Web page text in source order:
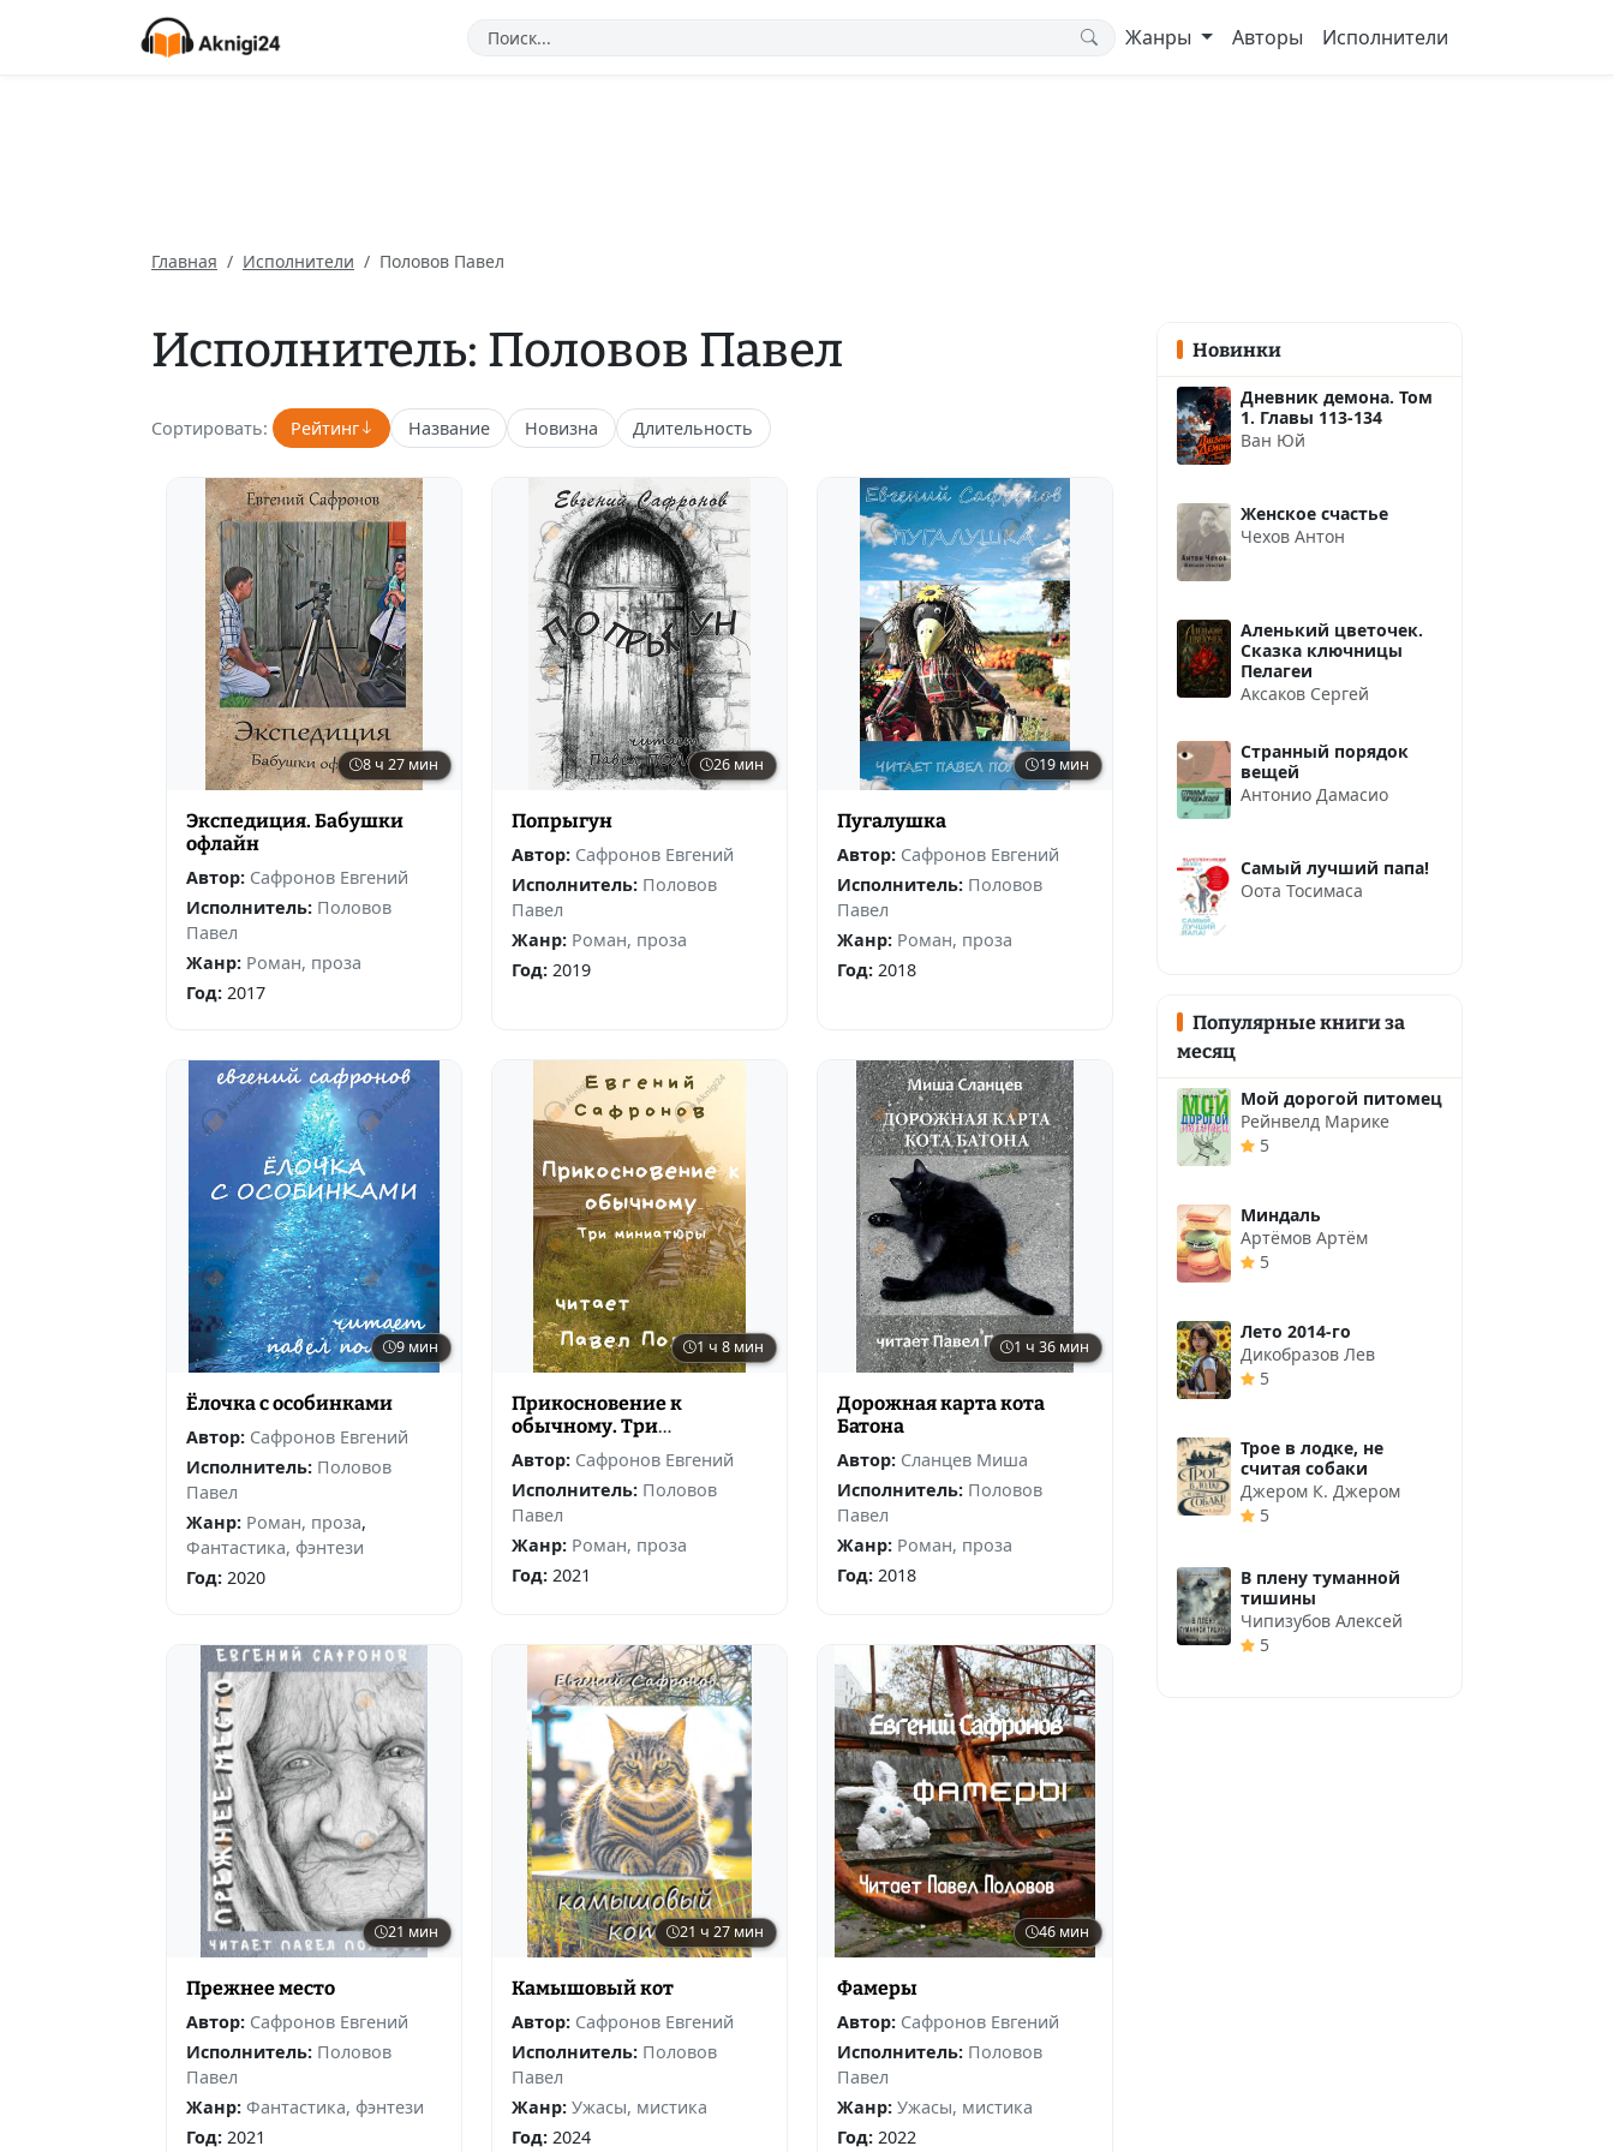
Жанры Авторы Исполнители
Главная Исполнители Половов Павел
Исполнитель: Половов Павел
Сортировать: Рейтинг Название Новизна Длительность
8 ч 27 мин
Экспедиция. Бабушки
офлайн
Автор: Сафронов Евгений
Исполнитель: Половов
Павел
Жанр: Роман, проза
Год: 2017
26 мин
Попрыгун
Автор: Сафронов Евгений
Исполнитель: Половов
Павел
Жанр: Роман, проза
Год:2019
19 мин
Пугалушка
Автор: Сафронов Евгений
Исполнитель: Половов
Павел
Жанр: Роман, проза
Год:2018
9 мин
Ёлочка с особинками
Автор: Сафронов Евгений
Исполнитель: Половов
Павел
Жанр: Роман, проза,
Фантастика, фэнтези
Год: 2020
1 ч 8 мин
Прикосновение к
обычному. Три
миниатюры
Автор: Сафронов Евгений
Исполнитель: Половов
Павел
Жанр: Роман, проза
Год:2021
1 ч 36 мин
Дорожная карта кота
Батона
Автор: Сланцев Миша
Исполнитель: Половов
Павел
Жанр: Роман, проза
Год:2018
21 мин
Прежнее место
Автор: Сафронов Евгений
Исполнитель: Половов
Павел
Жанр: Фантастика, фэнтези
Год: 2021
21 ч 27 мин
Камышовый кот
Автор: Сафронов Евгений
Исполнитель: Половов
Павел
Жанр: Ужасы, мистика
Год:2024
46 мин
Фамеры
Автор: Сафронов Евгений
Исполнитель: Половов
Павел
Жанр: Ужасы, мистика
Год:2022
Новинки
Дневник демона. Том
1. Главы 113-134
Ван Юй
Женское счастье
Чехов Антон
Аленький цветочек.
Сказка ключницы
Пелагеи
Аксаков Сергей
Странный порядок
вещей
Антонио Дамасио
Самый лучший папа!
Оота Тосимаса
Популярные книги за
месяц
Мой дорогой питомец
Рейнвелд Марике
5
Миндаль
Артёмов Артём
5
Лето 2014-го
Дикобразов Лев
5
Трое в лодке, не
считая собаки
Джером К. Джером
5
В плену туманной
тишины
Чипизубов Алексей
5